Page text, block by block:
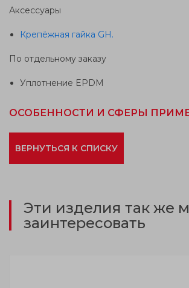
Аксессуары
Крепёжная гайка GH.
По отдельному заказу
Уплотнение EPDM
ОСОБЕННОСТИ И СФЕРЫ
ВЕРНУТЬСЯ К СПИСКУ
Эти изделия так же
заинтересовать